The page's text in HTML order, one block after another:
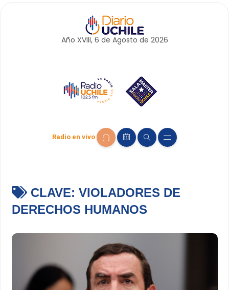
Año XVIII, 6 de Agosto de 2026
Radio en vivo
CLAVE: VIOLADORES DE
DERECHOS HUMANOS